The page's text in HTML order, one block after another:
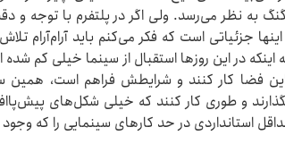
به نظر می‌رسد. ولی اگر در پلتفرم با توجه
جزئیاتی است که فکر می‌کنم باید آرام‌آرام
اینکه در این روزها استقبال از سینما خیلی کم
فضا کار کنند و شرایطش فراهم است، همین
و طوری کار کنند که خیلی شکل‌های
استانداردی در حد کارهای سینمایی را که